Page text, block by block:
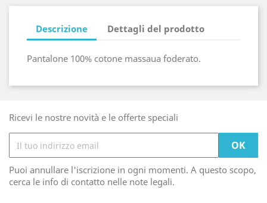
Descrizione Dettagli del prodotto
Pantalone 100% cotone massaua foderato.
Ricevi le nostre novità e le offerte speciali
Puoi annullare l'iscrizione in ogni momenti. A questo scopo,
cerca le info di contatto nelle note legali.